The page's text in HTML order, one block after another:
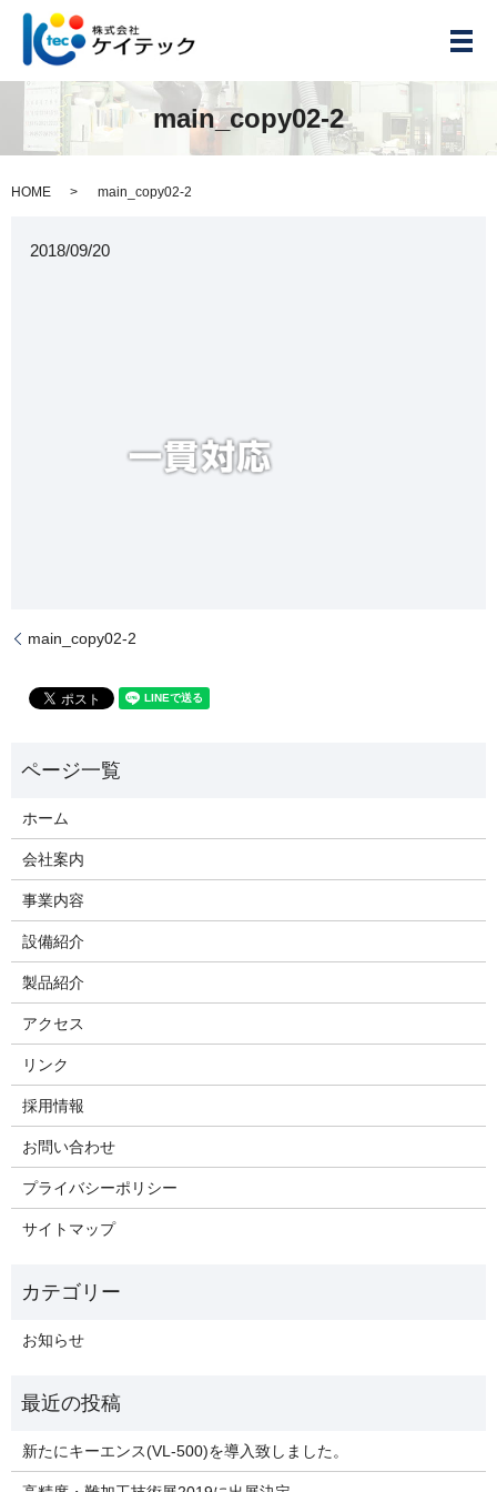
メ
main_copy02-2
HOME main_copy02-2
2018/09/20
main_copy02-2
ホーム
会社案内
事業内容
設備紹介
製品紹介
アクセス
リンク
採用情報
お問い合わせ
プライバシーポリシー
サイトマップ
お知らせ
新たにキーエンス(VL-500)を導入致しました。